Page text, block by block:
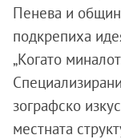
Пенева и
подкрепиха
„Когато
зографско
местната